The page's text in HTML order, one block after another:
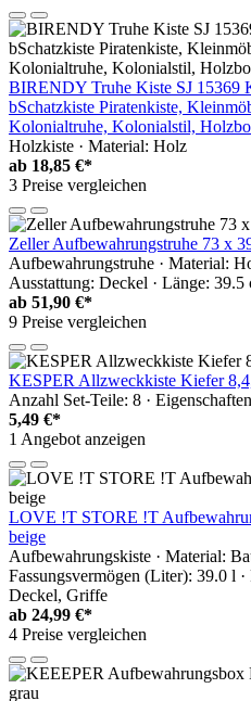
BIRENDY Truhe Kiste SJ 15369
bSchatzkiste Piratenkiste,
Kolonialtruhe, Kolonialstil,
Holzkiste · Material: Holz
ab 18,85 €*
3 Preise vergleichen
Zeller Aufbewahrungstruhe 73 x
Aufbewahrungstruhe · Material:
Ausstattung: Deckel · Länge: 39.5
ab 51,90 €*
9 Preise vergleichen
KESPER Allzweckkiste Kiefer
Anzahl Set-Teile: 8 ·
5,49 €*
1 Angebot anzeigen
LOVE !T STORE !T
beige
Aufbewahrungskiste · Material:
Fassungsvermögen (Liter): 39.0 l
Deckel, Griffe
ab 24,99 €*
4 Preise vergleichen